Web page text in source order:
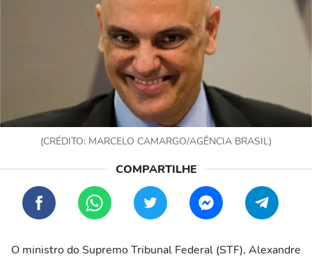
(CRÉDITO: MARCELO CAMARGO/AGÊNCIA BRASIL)
O ministro do Supremo Tribunal Federal (STF), Alexandre